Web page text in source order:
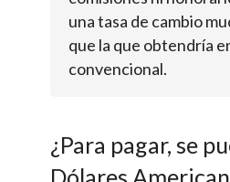
una tasa de cambio
que la que obtendría
convencional.
¿Para pagar, se